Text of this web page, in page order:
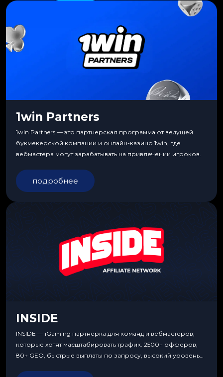
1win Partners
1win Partners — это партнерская программа от ведущей
букмекерской компании и онлайн-казино 1win, где
вебмастера могут зарабатывать на привлечении игроков.
подробнее
INSIDE
INSIDE — iGaming партнерка для команд и вебмастеров,
которые хотят масштабировать трафик. 2500+ офферов,
80+ GEO, быстрые выплаты по запросу, высокий уровень